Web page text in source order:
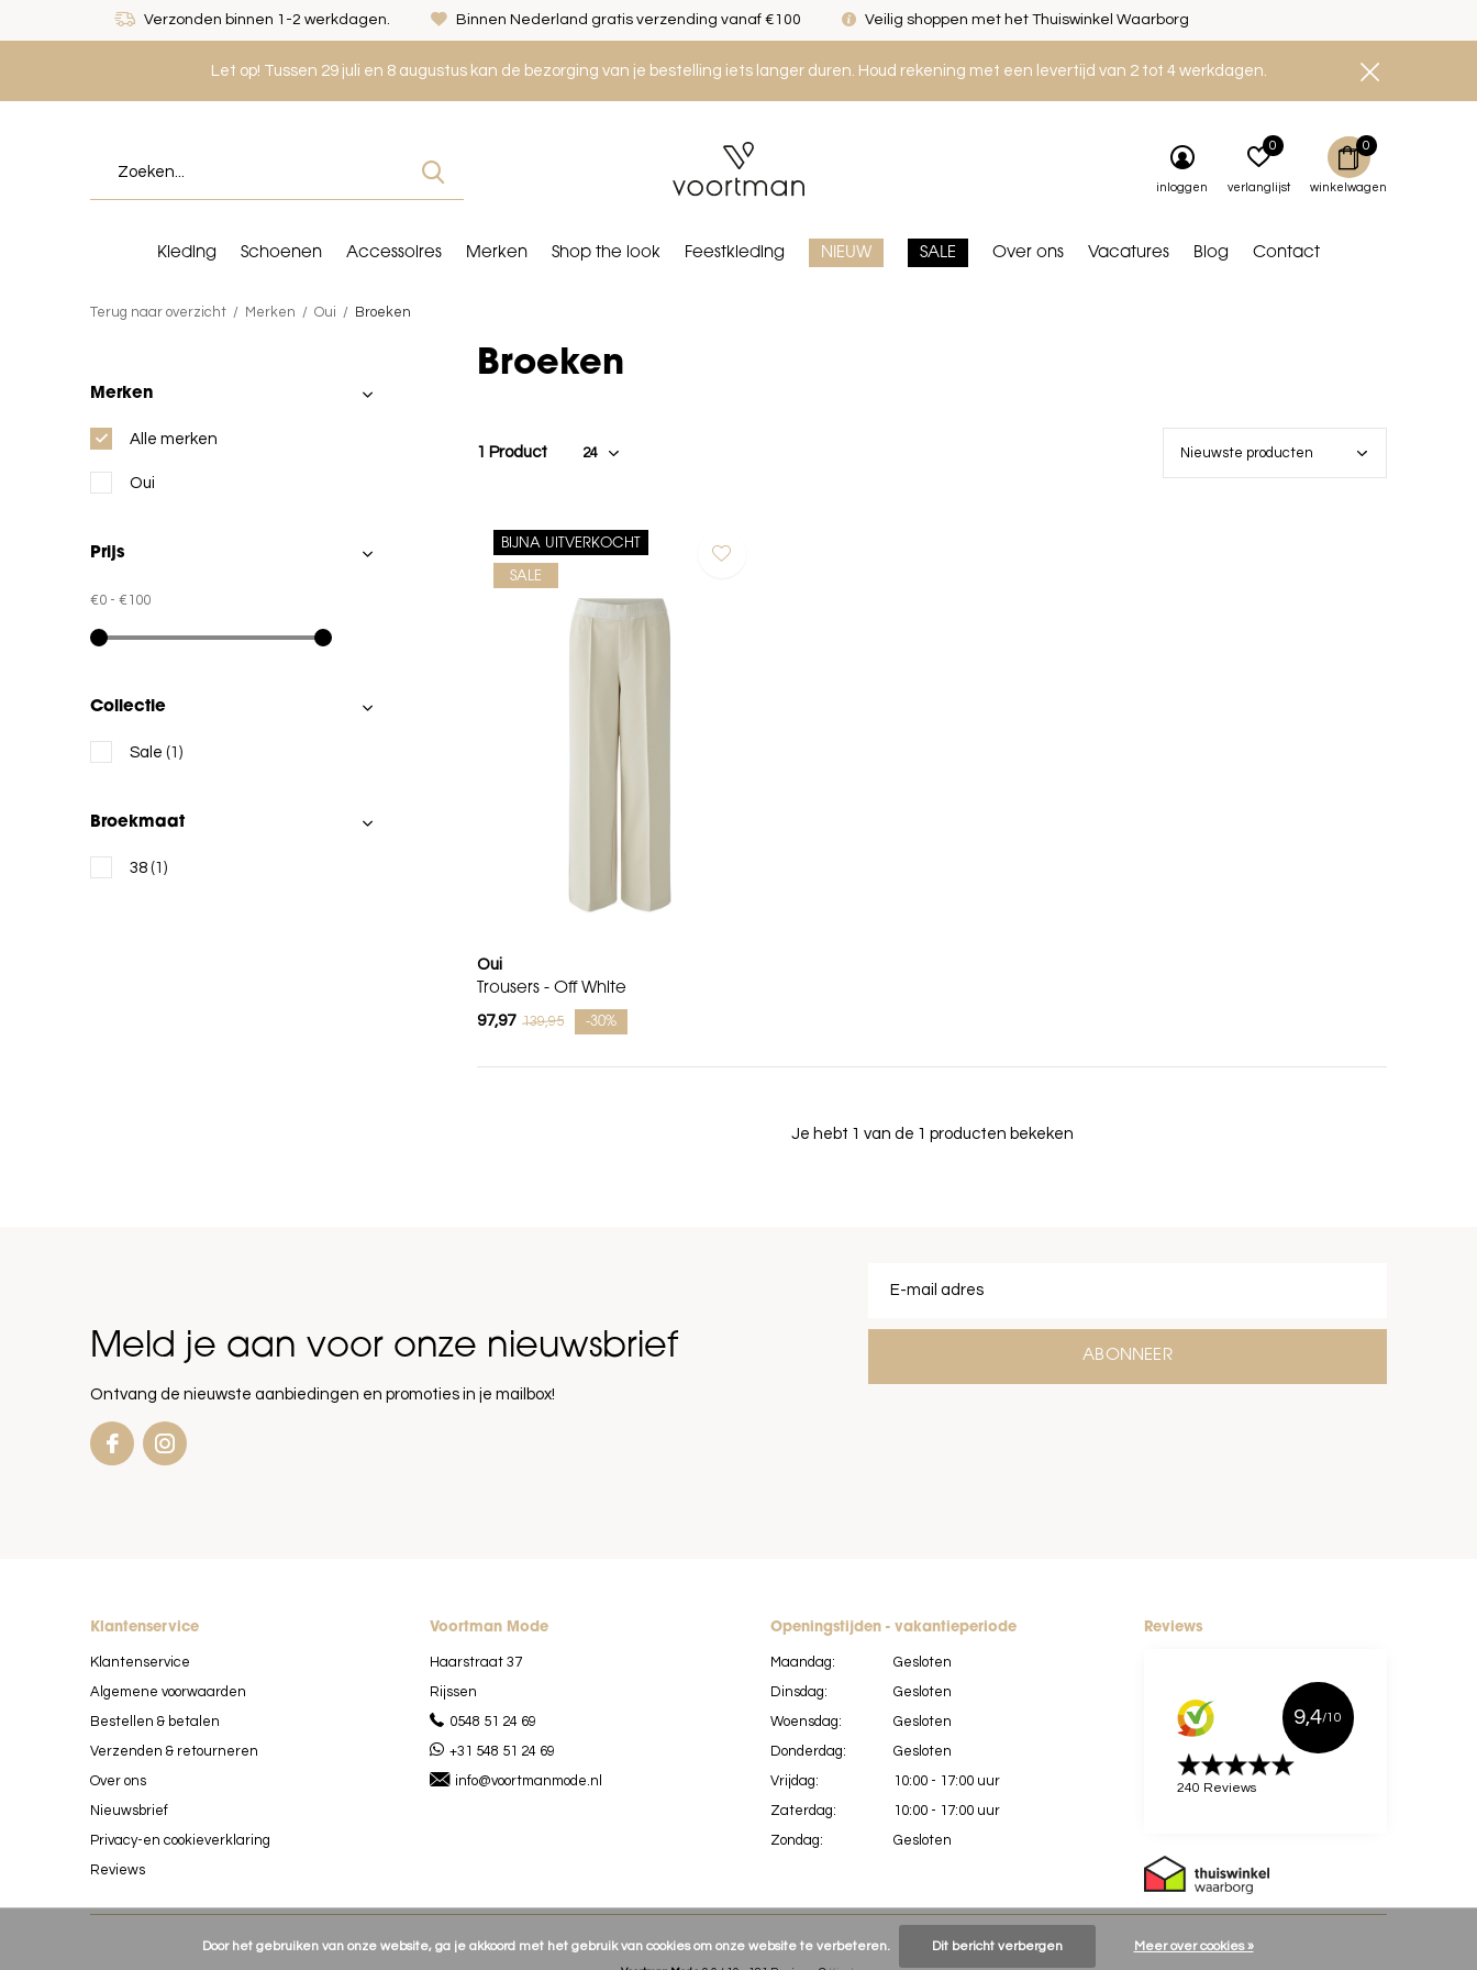
Let op! Tussen 29 juli en 8 augustus kan de bezorging van je bestelling iets langer duren. Houd rekening met een levertijd van 2 tot 4 werkdagen.
Kleding Schoenen Accessoires Merken Shop the look Feestkleding NIEUW SALE Over ons Vacatures Blog Contact
inloggen verlanglijst
0
winkelwagen
0
Verzonden binnen 1-2 werkdagen. Binnen Nederland gratis verzending vanaf €100 Veilig shoppen met het Thuiswinkel Waarborg
Terug naar overzicht Merken Oui Broeken
Broeken
1 Product
BIJNA UITVERKOCHT
SALE
Oui
Trousers - Off White
97,97 139,95 -30%
Je hebt 1 van de 1 producten bekeken
Merken
Alle merken
Oui
Prijs
€0 - €100
Collectie
Sale (1)
Broekmaat
38 (1)
Meld je aan voor onze nieuwsbrief
Ontvang de nieuwste aanbiedingen en promoties in je mailbox!
ABONNEER
Klantenservice
Klantenservice
Algemene voorwaarden
Bestellen & betalen
Verzenden & retourneren
Over ons
Nieuwsbrief
Privacy-en cookieverklaring
Reviews
Voortman Mode
Haarstraat 37
Rijssen
0548 51 24 69
+31 548 51 24 69
info@voortmanmode.nl
Openingstijden - vakantieperiode
Maandag:
Dinsdag:
Woensdag:
Donderdag:
Vrijdag:
Zaterdag:
Zondag:
Gesloten
Gesloten
Gesloten
Gesloten
10:00 - 17:00 uur
10:00 - 17:00 uur
Gesloten
Reviews
9,4/10
240 Reviews
Door het gebruiken van onze website, ga je akkoord met het gebruik van cookies om onze website te verbeteren. Dit bericht verbergen Meer over cookies »